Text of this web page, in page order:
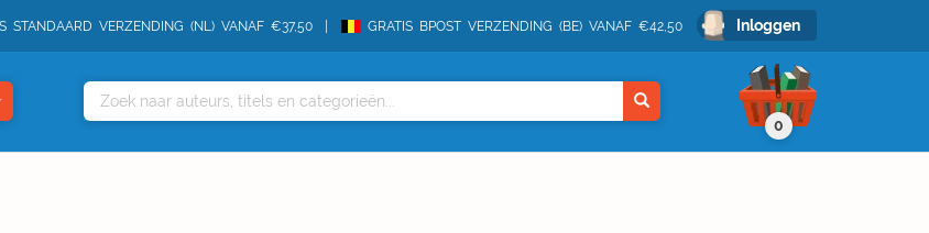
STANDAARD VERZENDING (NL) VANAF €37,50 GRATIS BPOST VERZENDING (BE) VANAF €42,50 Inloggen
0